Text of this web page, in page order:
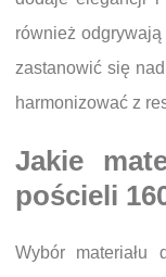
również
zastanowić się
harmonizować z
Jakie
pościeli
Wybór